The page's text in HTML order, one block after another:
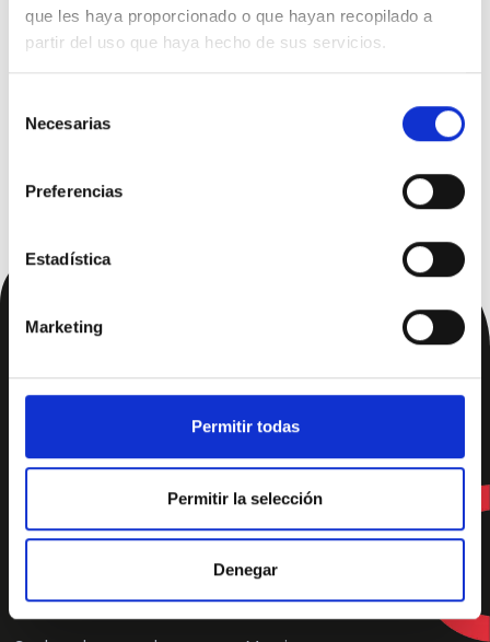
que les haya proporcionado o que hayan recopilado a
partir del uso que haya hecho de sus servicios.
Necesarias
Preferencias
Estadística
Marketing
Permitir todas
Permitir la selección
Denegar
Carrocería
DS DS 3 en Valencia
Otros filtros por modelo
Comprar Coche en
Coches de segunda mano en Almería
Coches de segunda mano en Madrid